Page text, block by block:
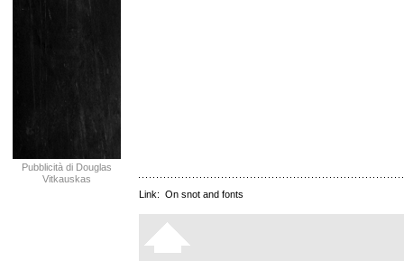
Pubblicità di Douglas
Vitkauskas
Link: On snot and fonts